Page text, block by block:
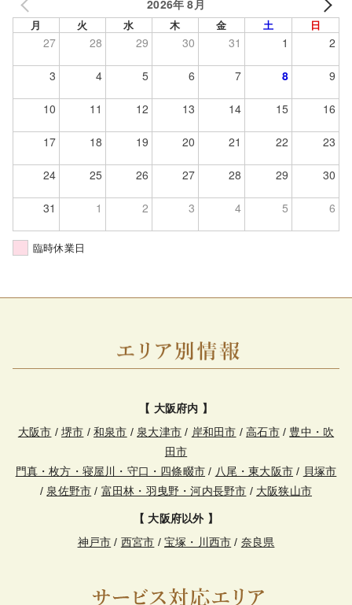
2026年 8月
月 火 水 木 金 土 日
27 28 29 30 31 1 2
3 4 5 6 7 8 9
10 11 12 13 14 15 16
17 18 19 20 21 22 23
24 25 26 27 28 29 30
31 1 2 3 4 5 6
臨時休業日
【 大阪府内 】
大阪市 /堺市 /和泉市 / 泉大津市 / 岸和田市 /高石市/ 豊中・吹
田市
門真・枚方・寝屋川・守口・四條畷市 / 八尾・東大阪市 / 貝塚市
/ 泉佐野市 / 富田林・羽曳野・河内長野市 / 大阪狭山市
【 大阪府以外 】
神戸市 / 西宮市 / 宝塚・川西市 / 奈良県